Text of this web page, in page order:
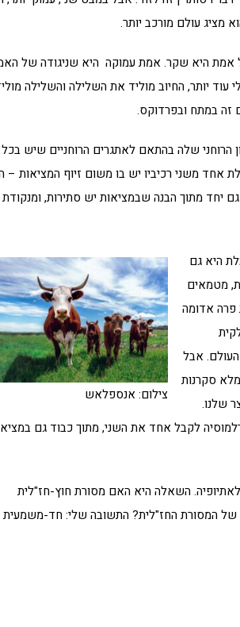
עולם מורכב יותר.
היא שקר. אמת עמוקה היא שניגודה של
יותר, החיוב מוליד את השלילה והשלילה
זה במתח ובפרדוקס.
שלה בהתאם לאתגרים הרוחניים שיש בכל
אחד משני רכיביו יש בו משום זיוף המציאות –
יחד מתוך הבנה שבמציאות יש סתירות, ומנקודת
צילום: אנספלאש
היא גם
מטמאים
פרה אדומה
אבל
סקרנות
שלנו.
לקבל אחד את השני, מתוך כבוד גם
השאלה היא האם מסורת חוץ-חז"לית
של המסורת החז"לית? התשובה שלי: חד-